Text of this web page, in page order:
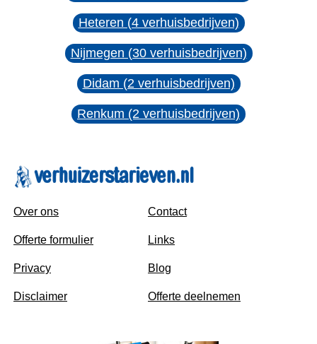
Heteren (4 verhuisbedrijven)
Nijmegen (30 verhuisbedrijven)
Didam (2 verhuisbedrijven)
Renkum (2 verhuisbedrijven)
Over ons
Offerte formulier
Privacy
Disclaimer
Contact
Links
Blog
Offerte deelnemen